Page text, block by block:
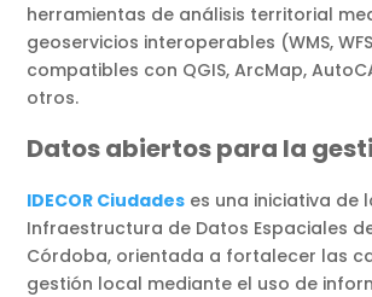
herramientas de análisis territorial
geoservicios interoperables (WMS,
compatibles con QGIS, ArcMap,
otros.
Datos abiertos para la
IDECOR Ciudades es una iniciativa de
Infraestructura de Datos Espaciales
Córdoba, orientada a fortalecer las
gestión local mediante el uso de